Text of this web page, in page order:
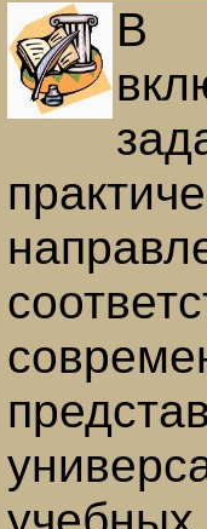
В